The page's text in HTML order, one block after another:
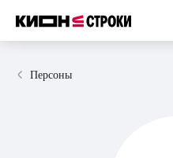
Персоны